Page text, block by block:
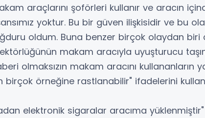
araçlarını şoförleri kullanır ve aracın
yoktur. Bu bir güven ilişkisidir ve bu
oldum. Buna benzer birçok olaydan biri
makam aracıyla uyuşturucu
olmaksızın makam aracını kullananların
birçok örneğine rastlanabilir" ifadelerini
elektronik sigaralar aracıma yüklenmiştir"